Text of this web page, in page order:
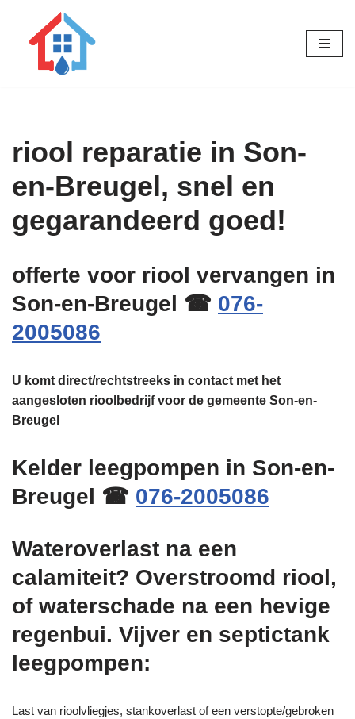
riool reparatie in Son-
en-Breugel, snel en
gegarandeerd goed!
offerte voor riool vervangen in
Son-en-Breugel ☎ 076-
2005086
U komt direct/rechtstreeks in contact met het
aangesloten rioolbedrijf voor de gemeente Son-en-
Breugel
Kelder leegpompen in Son-en-
Breugel ☎ 076-2005086
Wateroverlast na een
calamiteit? Overstroomd riool,
of waterschade na een hevige
regenbui. Vijver en septictank
leegpompen:
Last van rioolvliegjes, stankoverlast of een verstopte/gebroken